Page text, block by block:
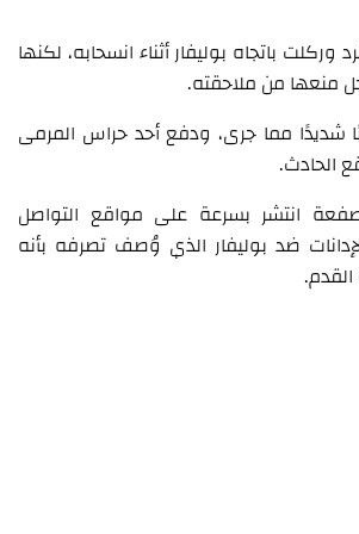
باتجاه بوليفار أثناء انسحابه، لكنها
منعها من ملاحقته.
شديدًا مما جرى، ودفع أحد حراس المرمى
الحادث.
انتشر بسرعة على مواقع التواصل
ضد بوليفار الذي وُصف تصرفه بأنه